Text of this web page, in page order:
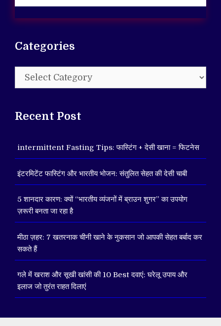
Categories
Categories
Recent Post
intermittent Fasting Tips: फास्टिंग + देसी खाना = फिटनेस
इंटरमिटेंट फास्टिंग और भारतीय भोजन: संतुलित सेहत की देसी चाबी
5 शानदार कारण: क्यों “भारतीय व्यंजनों में ब्राउन शुगर” का उपयोग
ज़रूरी बनता जा रहा है
मीठा ज़हर: 7 खतरनाक चीनी खाने के नुकसान जो आपकी सेहत बर्बाद कर
सकते हैं
गले में खराश और सूखी खांसी की 10 Best दवाएं: घरेलू उपाय और
इलाज जो तुरंत राहत दिलाएं